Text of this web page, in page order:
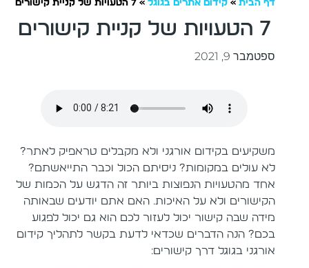
דף הבית»קידום אתרים בגוגל»7 הטעויות של קניית קישורים
7 הטעויות של קניית קישורים
ספטמבר 9, 2021
משקיעים בקידום אורגני ולא מקבלים טראפיק לאתר?
לא עולים במקומות? ניסיתם הכול וכבר התייאשתם?
אחד מהטעויות הנפוצות ביותר זה הדגש על הכמות של
הקישורים ולא על האיכות. האם אתם יודעים שבאותה
מידה שבה קישור יכול לעזור לכם הוא גם יכול לפגוע
בכם? הנה הדברים שכדאי לדעת בקשר לתהליך קידום
אורגני בגוגל דרך קישורים: